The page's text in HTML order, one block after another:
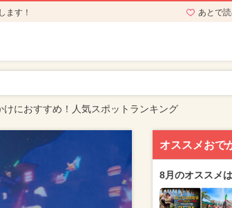
ます！ あとで
けにおすすめ！人気スポットランキング
オススメおで
8月のオススメ